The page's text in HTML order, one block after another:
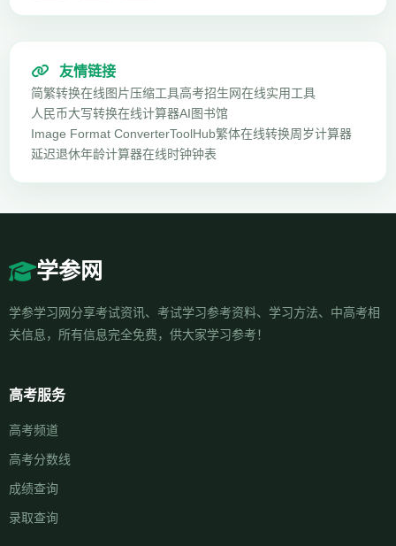
友情链接
简繁转换在线图片压缩工具高考招生网在线实用工具
人民币大写转换在线计算器AI图书馆
Image Format ConverterToolHub繁体在线转换周岁计算器
延迟退休年龄计算器在线时钟钟表
学参网
学参学习网分享考试资讯、考试学习参考资料、学习方法、中高考相
关信息，所有信息完全免费，供大家学习参考！
高考服务
高考频道
高考分数线
成绩查询
录取查询